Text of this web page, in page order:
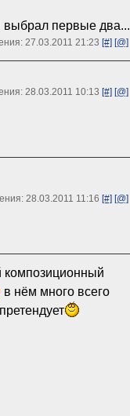
выбрал первые два...
27.03.2011 21:23 [#] [@]
28.03.2011 10:13 [#] [@]
28.03.2011 11:16 [#] [@]
композиционный
в нём много всего